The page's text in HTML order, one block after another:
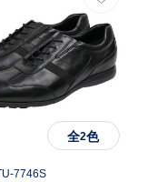
全2色
7746S